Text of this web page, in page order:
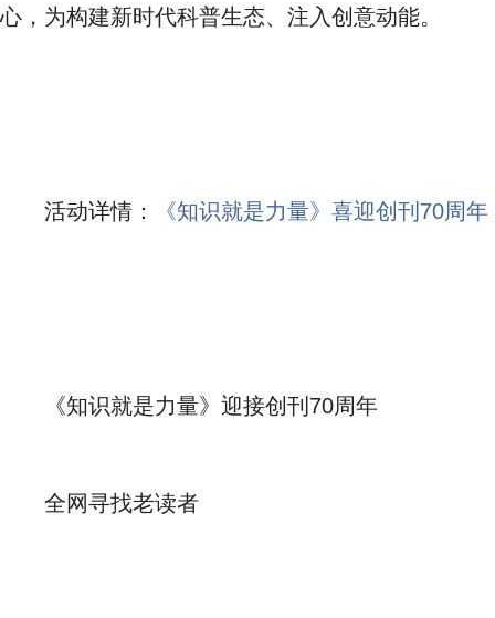
心，为构建新时代科普生态、注入创意动能。
活动详情： 《知识就是力量》喜迎创刊70周
《知识就是力量》迎接创刊70周年
全网寻找老读者